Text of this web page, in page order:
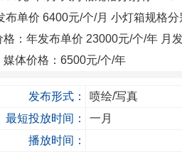
单价 6400元/个/月 小灯箱规格
：年发布单价 23000元/个/年 月
体价格：6500元/个/年
发布形式：
喷绘/写真
最短投放时间：
一月
播放时间：